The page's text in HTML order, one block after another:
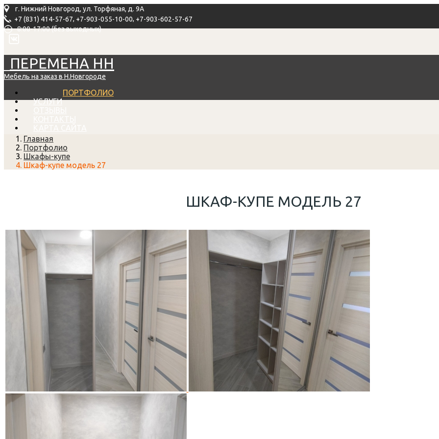
г. Нижний Новгород, ул. Торфяная, д. 9А
+7 (831) 414-57-67, +7-903-055-10-00, +7-903-602-57-67
8:00-17:00 (без выходных)
ПЕРЕМЕНА НН
Мебель на заказ в Н.Новгороде
ПОРТФОЛИО
УСЛУГИ
Главная
Портфолио
Шкафы-купе
Шкаф-купе модель 27
ШКАФ-КУПЕ МОДЕЛЬ 27